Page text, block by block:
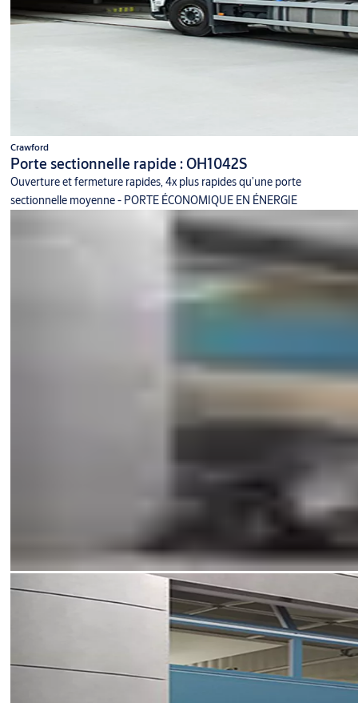
Crawford
Porte sectionnelle rapide : OH1042S
Ouverture et fermeture rapides, 4x plus rapides qu’une porte
sectionnelle moyenne - PORTE ÉCONOMIQUE EN ÉNERGIE